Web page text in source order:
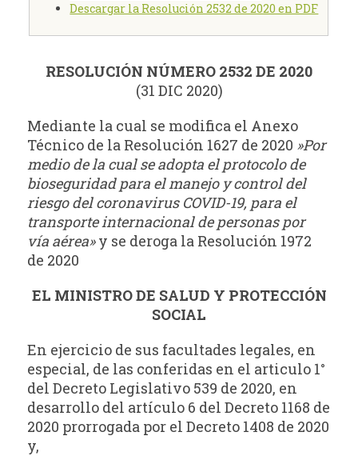
Descargar la Resolución 2532 de 2020 en PDF
RESOLUCIÓN NÚMERO 2532 DE 2020
(31 DIC 2020)
Mediante la cual se modifica el Anexo
Técnico de la Resolución 1627 de 2020 »Por
medio de la cual se adopta el protocolo de
bioseguridad para el manejo y control del
riesgo del coronavirus COVID-19, para el
transporte internacional de personas por
vía aérea»y se deroga la Resolución 1972
de 2020
EL MINISTRO DE SALUD Y PROTECCIÓN
SOCIAL
En ejercicio de sus facultades legales, en
especial, de las conferidas en el articulo 1°
del Decreto Legislativo 539 de 2020, en
desarrollo del artículo 6 del Decreto 1168 de
2020 prorrogada por el Decreto 1408 de 2020
y,